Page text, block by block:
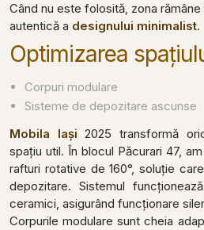
Când nu este folosită, zona
autentică a designului minimalist.
Optimizarea
Corpuri modulare
Sisteme de depozitare ascunse
Mobila Iași 2025 transformă
spațiu util. În blocul Păcurari 47,
rafturi rotative de 160°, soluție
depozitare. Sistemul
ceramici, asigurând funcționare
Corpurile modulare sunt cheia